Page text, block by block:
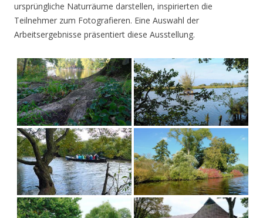
ursprüngliche Naturräume darstellen, inspirierten die
Teilnehmer zum Fotografieren. Eine Auswahl der
Arbeitsergebnisse präsentiert diese Ausstellung.